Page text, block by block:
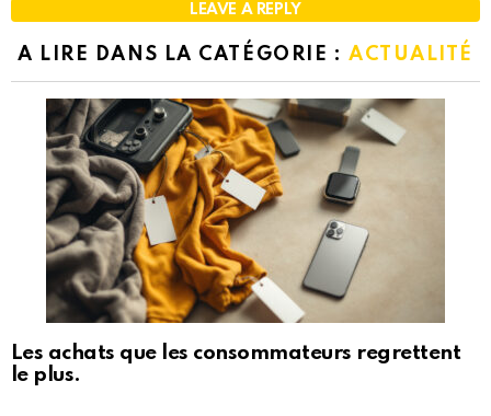
LEAVE A REPLY
A LIRE DANS LA CATÉGORIE : ACTUALITÉ
Les achats que les consommateurs regrettent
le plus.